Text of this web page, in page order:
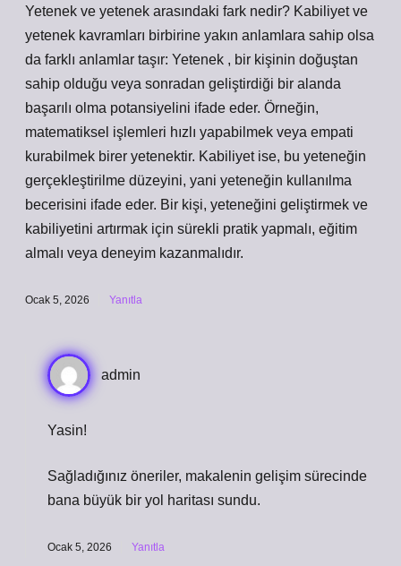
Yetenek ve yetenek arasındaki fark nedir? Kabiliyet ve
yetenek kavramları birbirine yakın anlamlara sahip olsa
da farklı anlamlar taşır: Yetenek , bir kişinin doğuştan
sahip olduğu veya sonradan geliştirdiği bir alanda
başarılı olma potansiyelini ifade eder. Örneğin,
matematiksel işlemleri hızlı yapabilmek veya empati
kurabilmek birer yetenektir. Kabiliyet ise, bu yeteneğin
gerçekleştirilme düzeyini, yani yeteneğin kullanılma
becerisini ifade eder. Bir kişi, yeteneğini geliştirmek ve
kabiliyetini artırmak için sürekli pratik yapmalı, eğitim
almalı veya deneyim kazanmalıdır.
Ocak 5, 2026 Yanıtla
admin
Yasin!
Sağladığınız öneriler, makalenin gelişim sürecinde
bana büyük bir yol haritası sundu.
Ocak 5, 2026 Yanıtla